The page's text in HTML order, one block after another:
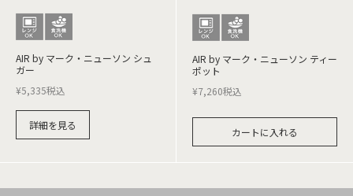
AIR by マーク・ニューソン シュ
ガー
¥5,335税込
詳細を見る
AIR by マーク・ニューソン ティー
ポット
¥7,260税込
カートに入れる